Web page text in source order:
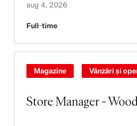
aug 4, 2026
Full-time
Store Manager -
Magazine Vânzări și